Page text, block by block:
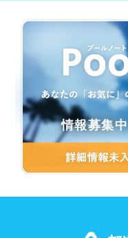
情報募集